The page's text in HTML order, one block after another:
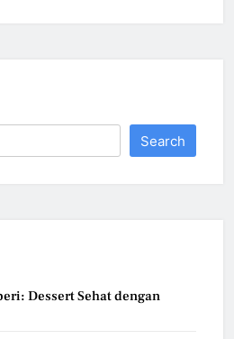
Search
Dessert Sehat dengan